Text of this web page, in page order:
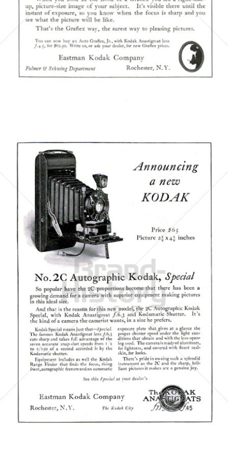
Kodak Kodak GmbH 1923